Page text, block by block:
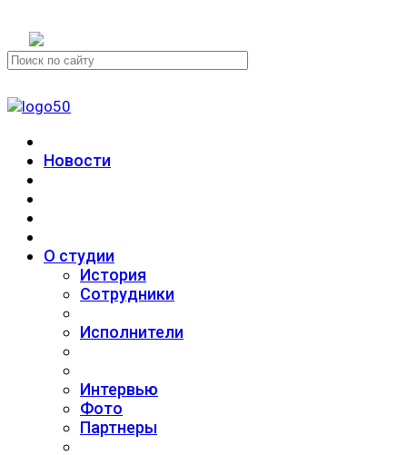
Новости
О студии
История
Сотрудники
Исполнители
Интервью
Фото
Партнеры